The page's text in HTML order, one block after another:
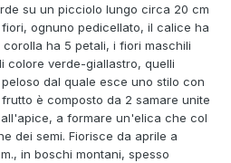
su un picciolo lungo circa 20 cm
ognuno pedicellato, il calice ha
ha 5 petali, i fiori maschili
colore verde-giallastro, quelli
dal quale esce uno stilo con
è composto da 2 samare unite
a formare un'elica che col
dei semi. Fiorisce da aprile a
in boschi montani, spesso